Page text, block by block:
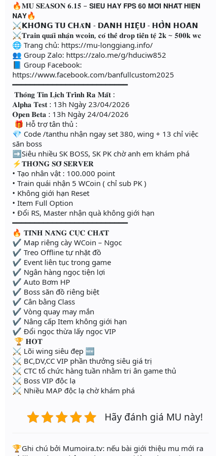
🔥𝐌𝐔 𝐒𝐄𝐀𝐒𝐎𝐍 𝟔.𝟏𝟓 – 𝗦𝗜𝗘̂𝗨 𝗛𝗔𝗬 𝗙𝗣𝗦 𝟲𝟬 𝗠𝗢̛́𝗜 𝗡𝗛𝗔̂́𝗧 𝗛𝗜𝗘̣̂𝗡
𝗡𝗔𝗬🔥
⚔️𝗞𝗛𝗢̂𝗡𝗚 𝗧𝗨 𝗖𝗛𝐀̂𝗡 - 𝗗𝗔𝗡𝗛 𝗛𝗜𝗘̣̂𝗨 - 𝗛𝗢̂̀𝗡 𝗛𝗢𝗔̀𝗡
⚔️𝐓𝐫𝐚𝐢𝐧 𝐪𝐮𝐚́𝐢 𝐧𝐡𝐚̣̂𝐧 𝐰𝐜𝐨𝐢𝐧, 𝐜𝐨́ 𝐭𝐡𝐞̂̉ 𝐝𝐫𝐨𝐩 𝐭𝐢𝐞̂̀𝐧 𝐭𝐞̣̂ 𝟐𝐤 ~ 𝟓𝟎𝟎𝐤 𝐰𝐜
🌐 Trang chủ: https://mu-longgiang.info/
👥 Group Zalo: https://zalo.me/g/hduciw852
📘 Group Facebook:
https://www.facebook.com/banfullcustom2025
━━━━━━━━━━━━━━━━━━━━━━━━━━
𝐓𝐡𝐨̂𝐧𝐠 𝐓𝐢𝐧 𝐋𝐢̣𝐜𝐡 𝐓𝐫𝐢̀𝐧𝐡 𝐑𝐚 𝐌𝐚̆́𝐭 :
𝐀𝐥𝐩𝐡𝐚 𝐓𝐞𝐬𝐭 : 13h Ngày 23/04/2026
𝐎𝐩𝐞𝐧 𝐁𝐞𝐭𝐚 : 13h Ngày 24/04/2026
🎁 Hỗ trợ tân thủ :
💎 Code /tanthu nhận ngay set 380, wing + 13 chỉ việc
săn boss
➡️Siêu nhiều SK BOSS, SK PK chờ anh em khám phá
⚡𝐓𝐇𝐎̂𝐍𝐆 𝐒𝐎̂́ 𝐒𝐄𝐑𝐕𝐄𝐑
• Tạo nhân vật : 100.000 point
• Train quái nhận 5 WCoin ( chỉ sub PK )
• Không giới hạn Reset
• Item Full Option
• Đổi RS, Master nhận quà không giới hạn
━━━━━━━━━━━━━━━━━━━━━━━━━━
🔥 𝐓𝐈́𝐍𝐇 𝐍𝐀̆𝐍𝐆 𝐂𝐔̛̣𝐂 𝐂𝐇𝐀̂́𝐓
✔️ Map riêng cày WCoin – Ngọc
✔️ Treo Offline tự nhặt đồ
✔️ Event liên tục trong game
✔️ Ngân hàng ngọc tiện lợi
✔️ Auto Bơm HP
✔️ Boss săn đồ riêng biệt
✔️ Cân bằng Class
✔️ Vòng quay may mắn
✔️ Nâng cấp Item không giới hạn
✔️ Đổi ngọc thừa lấy ngọc VIP
🏆 𝐇𝐎𝐓
⚔️ Lõi wing siêu đẹp 🆕
⚔️ BC,DV,CC VIP phần thưởng siêu giá trị
⚔️ CTC tổ chức hàng tuần nhằm tri ân game thủ
⚔️ Boss VIP độc lạ
⚔️ Nhiều MAP độc lạ chờ khám phá
Hãy đánh giá MU này!
️🏆Ghi chú bởi Mumoira.tv: nếu bài giới thiệu mu mới ra